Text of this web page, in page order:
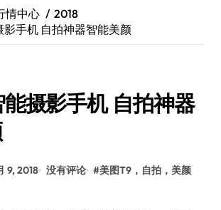
情中心
2018
影手机 自拍神器智能美颜
摄影手机 自拍神器
9, 2018 没有评论 #美图T9，自拍，美颜